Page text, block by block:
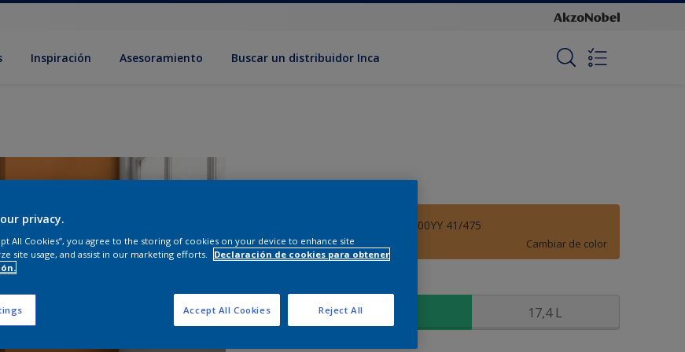
Inspiración Asesoramiento Buscar un distribuidor Inca
Gota de Miel - 00YY 41/475
Cambiar de color
17,4 L
privacy.
All Cookies”, you agree to the storing of cookies on your device to enhance site
site usage, and assist in our marketing efforts.
Declaración de cookies para obtener
Reject All
Accept All Cookies